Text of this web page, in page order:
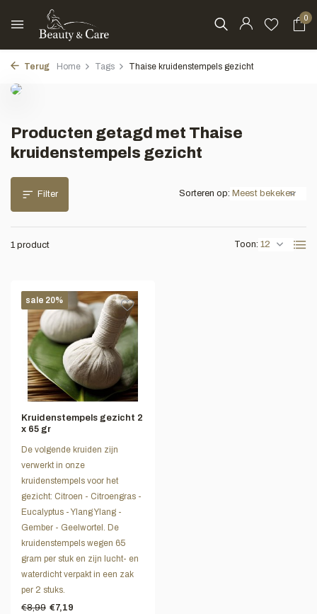
0
Terug Home Tags Thaise kruidenstempels gezicht
Producten getagd met Thaise
kruidenstempels gezicht
Filter
1 product Toon:
Sorteren op:
sale 20%
Kruidenstempels gezicht 2
x 65 gr
De volgende kruiden zijn
verwerkt in onze
kruidenstempels voor het
gezicht: Citroen - Citroengras -
Eucalyptus - Ylang Ylang -
Gember - Geelwortel. De
kruidenstempels wegen 65
gram per stuk en zijn lucht- en
waterdicht verpakt in een zak
per 2 stuks.
€8,99 €7,19